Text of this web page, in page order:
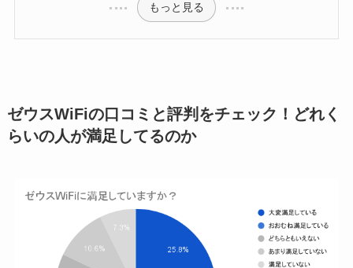
もっと見る
ゼウスWiFiの口コミと評判をチェック！どれく
らいの人が満足してるのか